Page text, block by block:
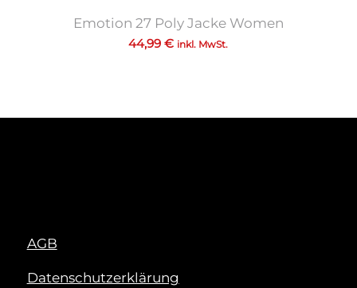
Emotion 27 Poly Jacke Women
44,99€ inkl. MwSt.
AGB
Datenschutzerklärung